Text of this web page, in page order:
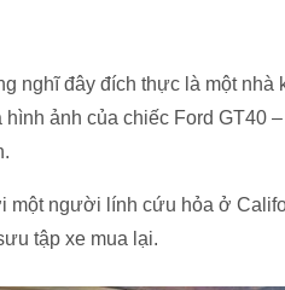
nghĩ đây đích thực là một
ảnh của chiếc Ford GT40
một người lính cứu hỏa ở
tập xe mua lại.